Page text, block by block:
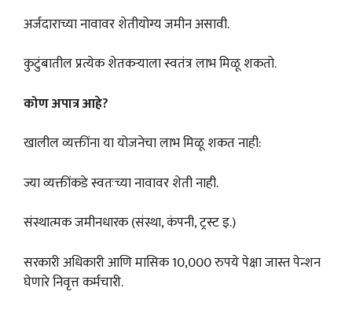
अर्जदाराच्या नावावर शेतीयोग्य जमीन असावी.
कुटुंबातील प्रत्येक शेतकऱ्याला स्वतंत्र लाभ मिळू शकतो.
कोण अपात्र आहे?
खालील व्यक्तींना या योजनेचा लाभ मिळू शकत नाही:
ज्या व्यक्तींकडे स्वतःच्या नावावर शेती नाही.
संस्थात्मक जमीनधारक (संस्था, कंपनी, ट्रस्ट इ.)
सरकारी अधिकारी आणि मासिक 10,000 रुपये पेक्षा जास्त पेन्शन
घेणारे निवृत्त कर्मचारी.